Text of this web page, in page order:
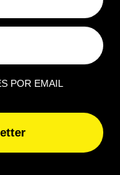
pastor
incêndios
mais do que
o gado consegue
POR EMAIL